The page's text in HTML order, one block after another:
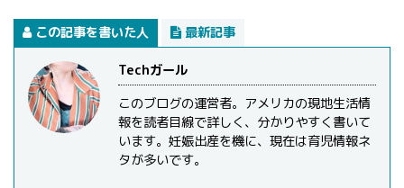
この記事を書いた人 最新記事
Techガール
このブログの運営者。アメリカの現地生活情
報を読者目線で詳しく、分かりやすく書いて
います。妊娠出産を機に、現在は育児情報ネ
タが多いです。